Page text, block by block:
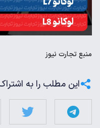
منبعتجارت نیوز
این مطلب را به اشتراک